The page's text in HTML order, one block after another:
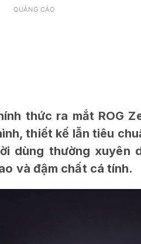
QUẢNG CÁO
thức ra mắt ROG
thiết kế lẫn tiêu
dùng thường xuyên
và đậm chất cá tính.